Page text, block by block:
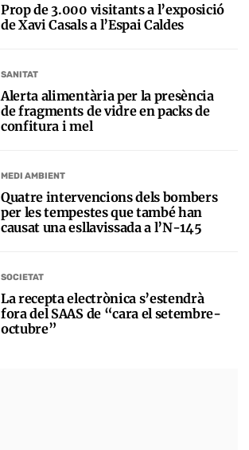
Prop de 3.000 visitants a l’exposició
de Xavi Casals a l’Espai Caldes
SANITAT
Alerta alimentària per la presència
de fragments de vidre en packs de
confitura i mel
MEDI AMBIENT
Quatre intervencions dels bombers
per les tempestes que també han
causat una esllavissada a l’N-145
SOCIETAT
La recepta electrònica s’estendrà
fora del SAAS de “cara el setembre-
octubre”